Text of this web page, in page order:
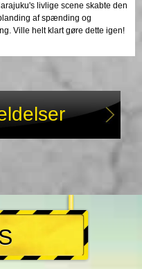
livlige scene skabte den
af spænding og
Ville helt klart gøre dette igen!